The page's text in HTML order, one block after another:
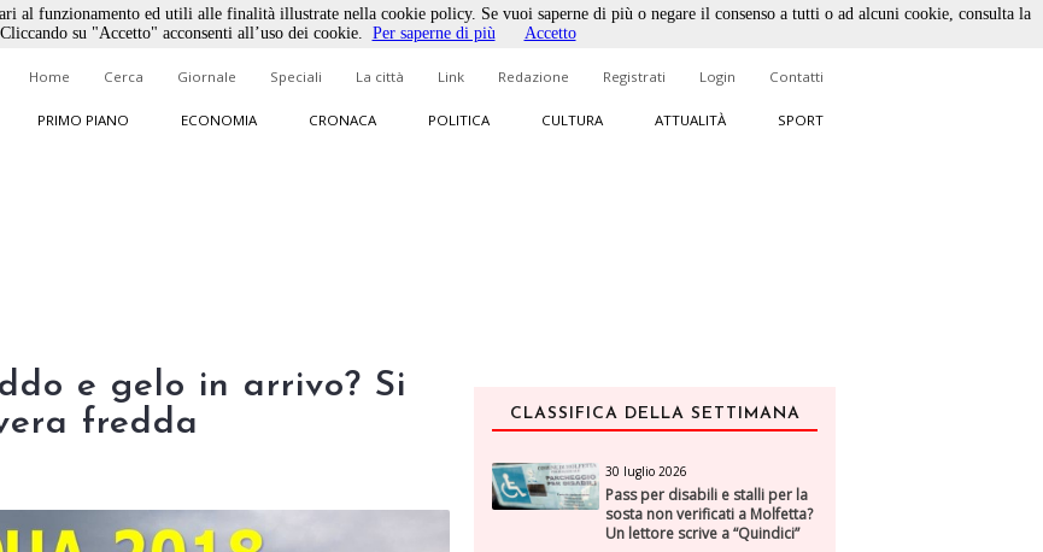
Home Cerca Giornale Speciali La città Link Redazione Registrati Login Contatti
PRIMO PIANO ECONOMIA CRONACA POLITICA CULTURA ATTUALITÀ SPORT
e gelo in arrivo? Si
fredda
CLASSIFICA DELLA SETTIMANA
30 luglio 2026
Pass per disabili e stalli per la
sosta non verificati a Molfetta?
Un lettore scrive a “Quindici”
al funzionamento ed utili alle finalità illustrate nella cookie policy. Se vuoi saperne di più o negare il consenso a tutti o ad alcuni cookie, consulta la
su "Accetto" acconsenti all’uso dei cookie. Per saperne di più Accetto